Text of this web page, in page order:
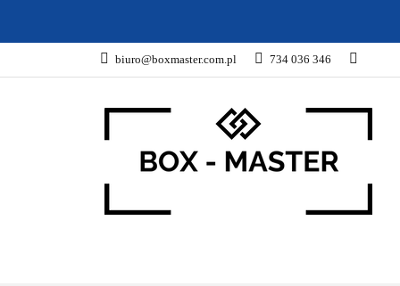
biuro@boxmaster.com.pl 734 036 346